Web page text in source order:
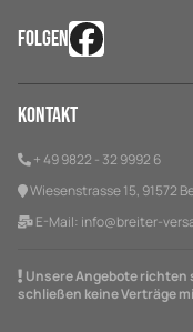
FOLGEN
Kontakt
+ 49 9822 - 32 9992 6
Wiesenstrasse 15, 91572
E-Mail: info@breiter-
Unsere Angebote
schließen keine Verträge